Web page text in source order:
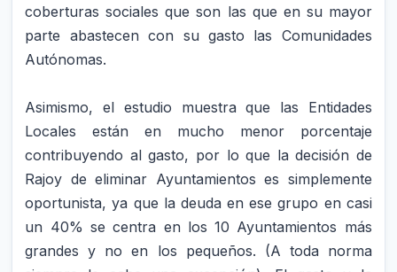
coberturas sociales que son las que en su mayor
parte abastecen con su gasto las Comunidades
Autónomas.
Asimismo, el estudio muestra que las Entidades
Locales están en mucho menor porcentaje
contribuyendo al gasto, por lo que la decisión de
Rajoy de eliminar Ayuntamientos es simplemente
oportunista, ya que la deuda en ese grupo en casi
un 40% se centra en los 10 Ayuntamientos más
grandes y no en los pequeños. (A toda norma